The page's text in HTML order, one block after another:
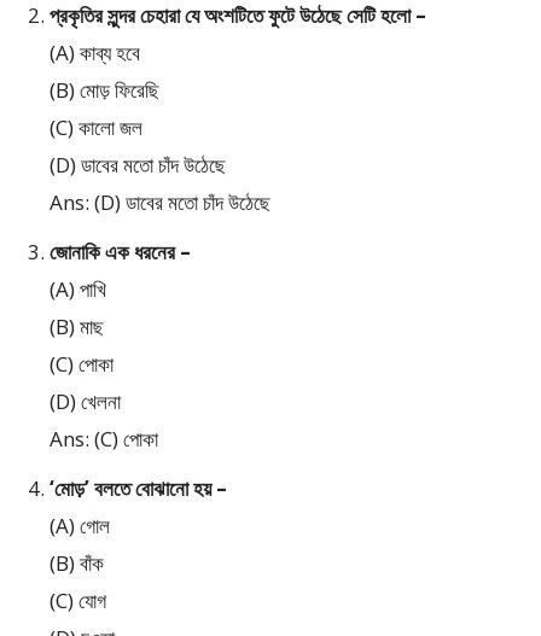
প্রকৃতির সুন্দর চেহারা যে অংশটিতে ফুটে উঠেছে সেটি হলো –
(A) কাব্য হবে
(B) মোড় ফিরেছি
(C) কালো জল
(D) ডাবের মতো চাঁদ উঠেছে
Ans: (D) ডাবের মতো চাঁদ উঠেছে
জোনাকি এক ধরনের –
(A) পাখি
(B) মাছ
(C) পোকা
(D) খেলনা
Ans: (C) পোকা
‘মোড়’ বলতে বোঝানো হয় –
(A) গোল
(B) বাঁক
(C) যোগ